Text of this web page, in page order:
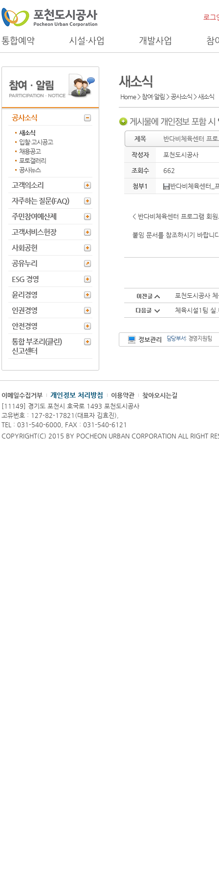
로그
통합예약 시설·사업 개발사업 참
공사소식
새소식
입찰·고시공고
채용공고
포토갤러리
공사뉴스
고객의소리
자주하는 질문(FAQ)
주민참여예산제
고객서비스헌장
사회공헌
공유누리
ESG 경영
윤리경영
인권경영
안전경영
통합 부조리(클린)
신고센터
Home > 참여·알림 > 공사소식 > 새소식
제목 반다비체육센터 프
작성자 포천도시공사
조회수 662
첨부1 반다비체육센터_
< 반다비체육센터 프로그램 회
붙임 문서를 참조하시기 바랍니
포천도시공사
체육시설1팀 실
정보관리 담당부서: 경영지원팀
이메일수집거부 개인정보 처리방침 이용약관
찾아오시는길
[11149] 경기도 포천시 호국로 1493 포천도시공사
고유번호 : 127-82-17821(대표자 김효진),
TEL : 031-540-6000, FAX : 031-540-6121
COPYRIGHT(C) 2015 BY POCHEON URBAN CORPORATION ALL RIGHT